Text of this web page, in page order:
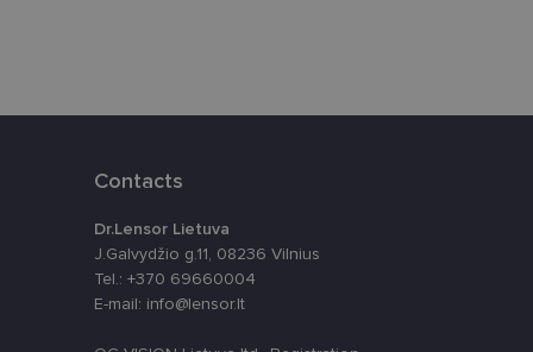
Contacts
Dr.Lensor Lietuva
J.Galvydžio g.11, 08236 Vilnius
Tel.: +370 69660004
E-mail: info@lensor.lt
nuo tam tikro